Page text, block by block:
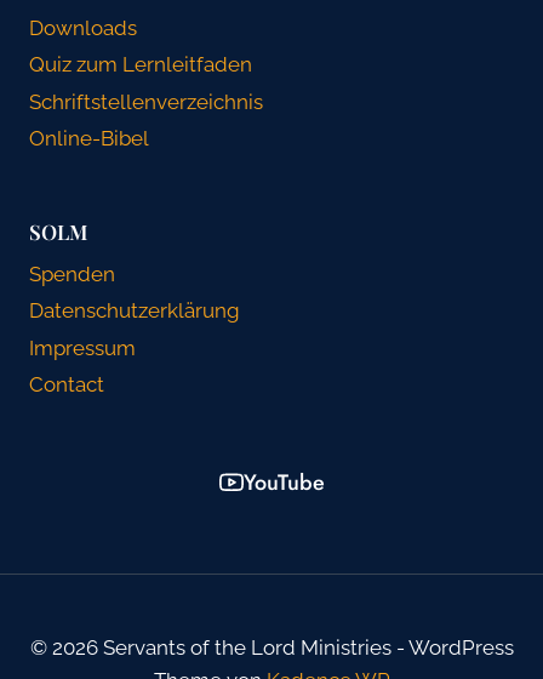
Downloads
Quiz zum Lernleitfaden
Schriftstellenverzeichnis
Online-Bibel
SOLM
Spenden
Datenschutzerklärung
Impressum
Contact
YouTube
© 2026 Servants of the Lord Ministries - WordPress